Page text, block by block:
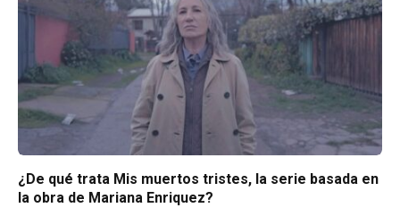
¿De qué trata Mis muertos tristes, la serie basada en
la obra de Mariana Enriquez?